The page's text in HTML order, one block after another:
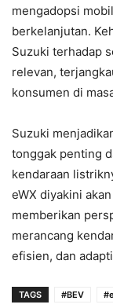
mengadopsi
berkelanjutan.
Suzuki terhadap
relevan,
konsumen di
Suzuki
tonggak penting
kendaraan
eWX diyakini
memberikan
merancang
efisien, dan
TAGS #BEV